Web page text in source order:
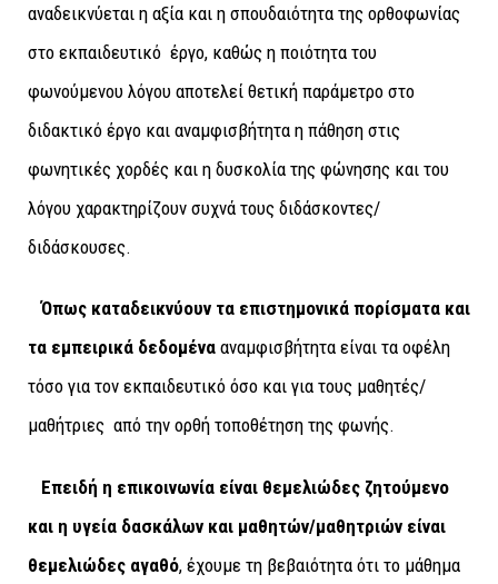
αναδεικνύεται η αξία και η σπουδαιότητα της ορθοφωνίας
στο εκπαιδευτικό έργο, καθώς η ποιότητα του
φωνούμενου λόγου αποτελεί θετική παράμετρο στο
διδακτικό έργο και αναμφισβήτητα η πάθηση στις
φωνητικές χορδές και η δυσκολία της φώνησης και του
λόγου χαρακτηρίζουν συχνά τους διδάσκοντες/
διδάσκουσες.
Όπως καταδεικνύουν τα επιστημονικά πορίσματα και
τα εμπειρικά δεδομένα αναμφισβήτητα είναι τα οφέλη
τόσο για τον εκπαιδευτικό όσο και για τους μαθητές/
μαθήτριες από την ορθή τοποθέτηση της φωνής.
Επειδή η επικοινωνία είναι θεμελιώδες ζητούμενο
και η υγεία δασκάλων και μαθητών/μαθητριών είναι
θεμελιώδες αγαθό, έχουμε τη βεβαιότητα ότι το μάθημα